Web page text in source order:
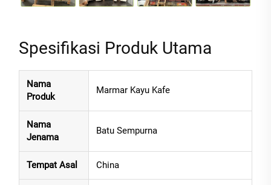
Spesifikasi Produk Utama
Nama
Produk
Marmar Kayu Kafe
Nama
Jenama
Batu Sempurna
Tempat Asal China